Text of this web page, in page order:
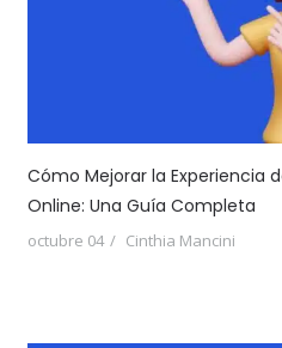
Cómo Mejorar la Experiencia
Online: Una Guía Completa
octubre 04 Cinthia Mancini